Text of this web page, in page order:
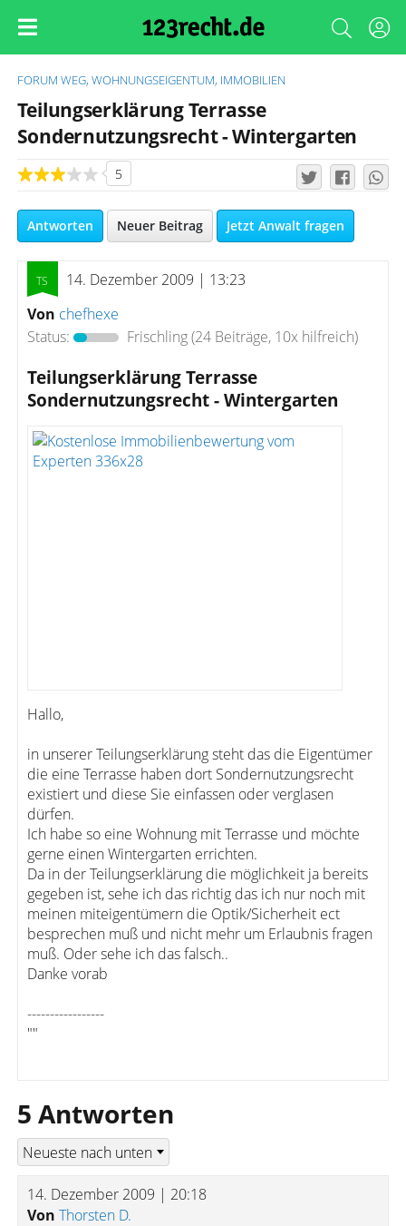
FORUM WEG, WOHNUNGSEIGENTUM, IMMOBILIEN
Teilungserklärung Terrasse
Sondernutzungsrecht - Wintergarten
5
Antworten Neuer Beitrag Jetzt Anwalt fragen
14. Dezember 2009 | 13:23
Von chefhexe
Status:
Frischling(24 Beiträge, 10x hilfreich)
Teilungserklärung Terrasse
Sondernutzungsrecht - Wintergarten
Hallo,
in unserer Teilungserklärung steht das die Eigentümer
die eine Terrasse haben dort Sondernutzungsrecht
existiert und diese Sie einfassen oder verglasen
dürfen.
Ich habe so eine Wohnung mit Terrasse und möchte
gerne einen Wintergarten errichten.
Da in der Teilungserklärung die möglichkeit ja bereits
gegeben ist, sehe ich das richtig das ich nur noch mit
meinen miteigentümern die Optik/Sicherheit ect
besprechen muß und nicht mehr um Erlaubnis fragen
muß. Oder sehe ich das falsch..
Danke vorab
-----------------
""
5 Antworten
14. Dezember 2009 | 20:18
Von Thorsten D.